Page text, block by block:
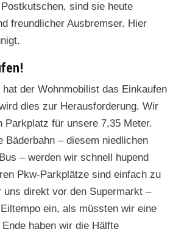
sind sie heute
fre­undlich­er Aus­bremser. Hier
der Wohn­mo­bilist das Einkaufen
dies zur Her­aus­forderung. Wir
Park­platz für unsere 7,35 Meter.
Bäder­bahn – diesem niedlichen
– wer­den wir schnell hupend
Pkw-Park­plätze sind ein­fach zu
direkt vor den Super­markt –
ein, als müssten wir eine
haben wir die Hälfte